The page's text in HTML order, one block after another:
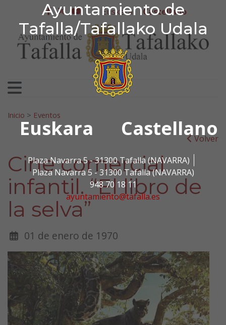
Ayuntamiento de
Tafalla/Tafallako Udala
Euskara Castellano
Plaza Navarra 5 - 31300 Tafalla (NAVARRA)
Plaza Navarra 5 - 31300 Tafalla (NAVARRA)
948 70 18 11
ayuntamiento@tafalla.es
Ir al contenido
Ayuntamiento de
facebook
twitter
youtube
Euskera Castellano
Search for:
Inicio > Eventos
Volver
Cine comercial
infantil. “El libro de
la selva”
01 de enero de 1970